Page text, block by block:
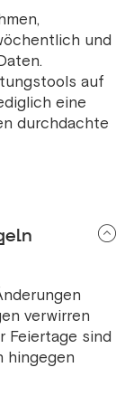
und
auf
eine
durchdachte
verwirren
Feiertage sind
hingegen